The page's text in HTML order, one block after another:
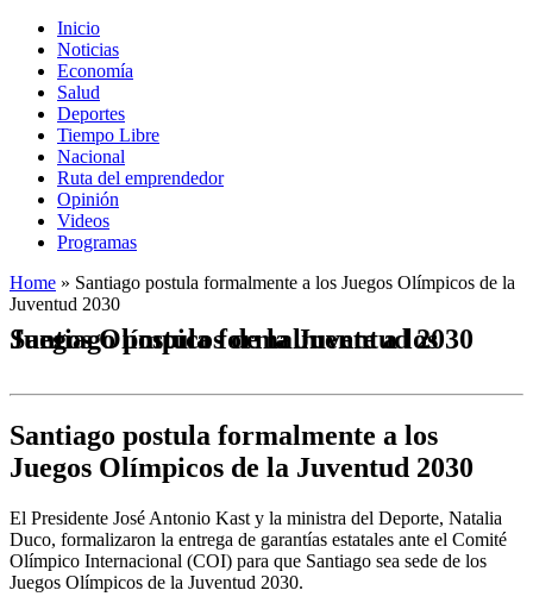
Inicio
Noticias
Economía
Salud
Deportes
Tiempo Libre
Nacional
Ruta del emprendedor
Opinión
Videos
Programas
Home » Santiago postula formalmente a los Juegos Olímpicos de la
Juventud 2030
Santiago postula formalmente a los Juegos Olímpicos de la Juventud 2030
Santiago postula formalmente a los
Juegos Olímpicos de la Juventud 2030
El Presidente José Antonio Kast y la ministra del Deporte, Natalia
Duco, formalizaron la entrega de garantías estatales ante el Comité
Olímpico Internacional (COI) para que Santiago sea sede de los
Juegos Olímpicos de la Juventud 2030.